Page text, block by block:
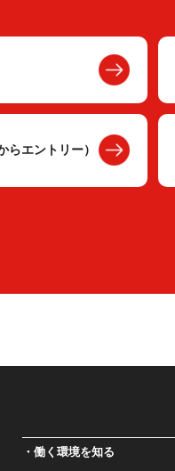
らエントリー）
働く環境を知る